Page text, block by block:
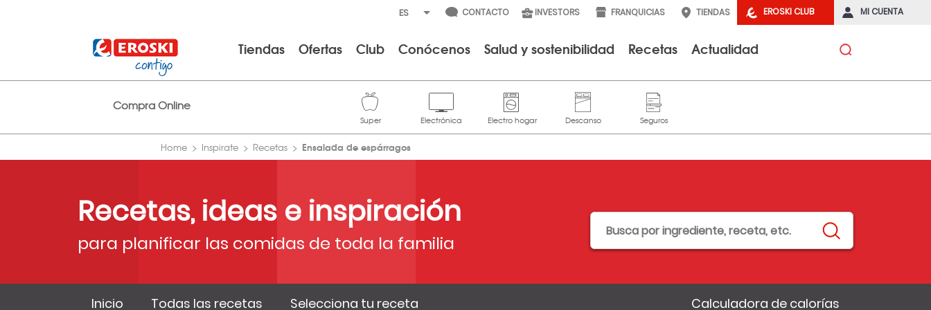
EROSKI CLUB MI CUENTA
CONTACTO INVESTORS FRANQUICIAS TIENDAS
Tiendas Ofertas Club Conócenos Salud y sostenibilidad Recetas Actualidad
Compra Online
Home Inspirate Recetas Ensalada de espárragos
Recetas, ideas e inspiración
para planificar las comidas de toda la familia
Inicio Todas las recetas Selecciona tu receta Calculadora de calorías